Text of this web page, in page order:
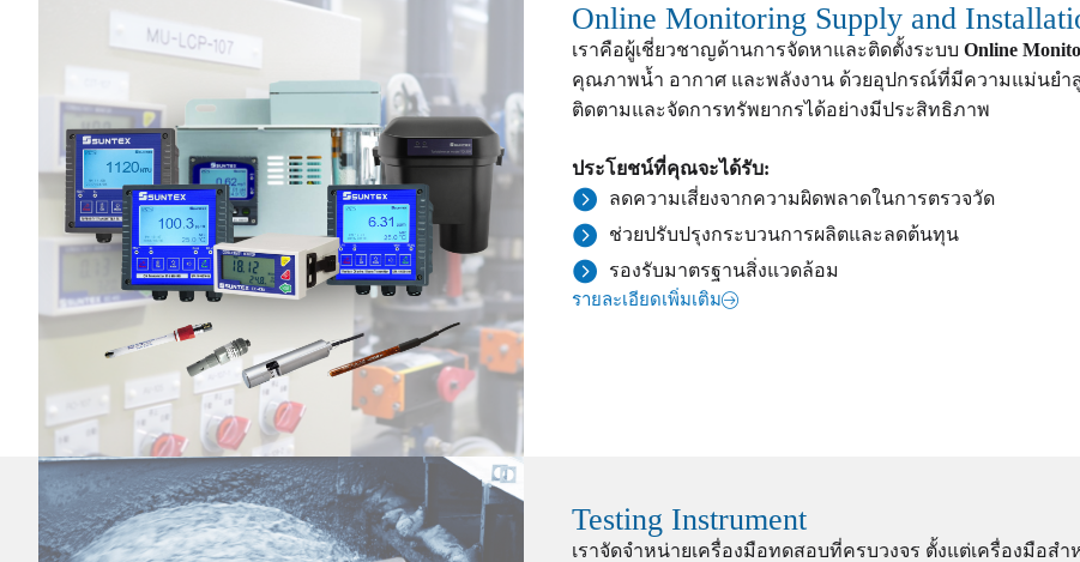
Online Monitoring Supply and
เราคือผู้เชี่ยวชาญด้านการจัดหาและติดตั้งระบบ Online
คุณภาพน้ำ อากาศ และพลังงาน ด้วยอุปกรณ์ที่มีความแม่นยำ
ติดตามและจัดการทรัพยากรได้อย่างมีประสิทธิภาพ
ประโยชน์ที่คุณจะได้รับ:
ลดความเสี่ยงจากความผิดพลาดในการตรวจวัด
ช่วยปรับปรุงกระบวนการผลิตและลดต้นทุน
รองรับมาตรฐานสิ่งแวดล้อม
รายละเอียดเพิ่มเติม
Testing Instrument
เราจัดจำหน่ายเครื่องมือทดสอบที่ครบวงจร ตั้งแต่เครื่องมือ